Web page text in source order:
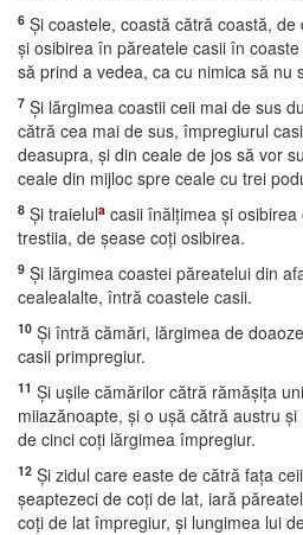
6 Şi coastele, coastă cătră coastă,
şi osibirea în păreatele casii în
să prind a vedea, ca cu nimica să nu
7 Şi lărgimea coastii ceii mai de sus
cătră cea mai de sus, împregiurul
deasupra, şi din ceale de jos să vor
ceale din mijloc spre ceale cu trei
8 Şi traielula casii înălţimea şi
trestiia, de şease coţi osibirea.
9 Şi lărgimea coastei păreatelui din
cealealalte, întră coastele casii.
10 Şi întră cămări, lărgimea de
casii primpregiur.
11 Şi uşile cămărilor cătră rămăşiţa
miiazănoapte, şi o uşă cătră austru
de cinci coţi lărgimea împregiur.
12 Şi zidul care easte de cătră faţa
şeaptezeci de coţi de lat, iară
coţi de lat împregiur, şi lungimea lui